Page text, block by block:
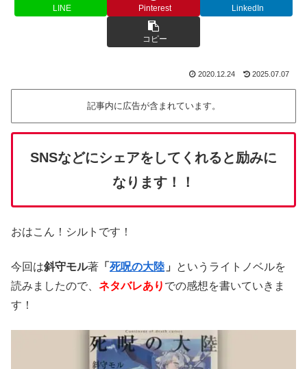
LINE Pinterest LinkedIn
コピー
2020.12.24 2025.07.07
記事内に広告が含まれています。
SNSなどにシェアをしてくれると励みに
なります！！
おはこん！シルトです！
今回は斜守モル著 「 死呪の大陸 」
というライトノベルを
読みましたので、 ネタバレあり での感想を書いていきま
す！